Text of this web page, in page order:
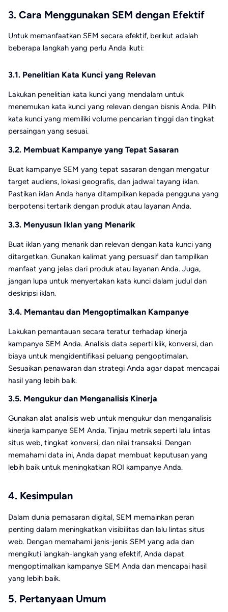
3. Cara Menggunakan SEM dengan Efektif
Untuk memanfaatkan SEM secara efektif, berikut adalah
beberapa langkah yang perlu Anda ikuti:
3.1. Penelitian Kata Kunci yang Relevan
Lakukan penelitian kata kunci yang mendalam untuk
menemukan kata kunci yang relevan dengan bisnis Anda. Pilih
kata kunci yang memiliki volume pencarian tinggi dan tingkat
persaingan yang sesuai.
3.2. Membuat Kampanye yang Tepat Sasaran
Buat kampanye SEM yang tepat sasaran dengan mengatur
target audiens, lokasi geografis, dan jadwal tayang iklan.
Pastikan iklan Anda hanya ditampilkan kepada pengguna yang
berpotensi tertarik dengan produk atau layanan Anda.
3.3. Menyusun Iklan yang Menarik
Buat iklan yang menarik dan relevan dengan kata kunci yang
ditargetkan. Gunakan kalimat yang persuasif dan tampilkan
manfaat yang jelas dari produk atau layanan Anda. Juga,
jangan lupa untuk menyertakan kata kunci dalam judul dan
deskripsi iklan.
3.4. Memantau dan Mengoptimalkan Kampanye
Lakukan pemantauan secara teratur terhadap kinerja
kampanye SEM Anda. Analisis data seperti klik, konversi, dan
biaya untuk mengidentifikasi peluang pengoptimalan.
Sesuaikan penawaran dan strategi Anda agar dapat mencapai
hasil yang lebih baik.
3.5. Mengukur dan Menganalisis Kinerja
Gunakan alat analisis web untuk mengukur dan menganalisis
kinerja kampanye SEM Anda. Tinjau metrik seperti lalu lintas
situs web, tingkat konversi, dan nilai transaksi. Dengan
memahami data ini, Anda dapat membuat keputusan yang
lebih baik untuk meningkatkan ROI kampanye Anda.
4. Kesimpulan
Dalam dunia pemasaran digital, SEM memainkan peran
penting dalam meningkatkan visibilitas dan lalu lintas situs
web. Dengan memahami jenis-jenis SEM yang ada dan
mengikuti langkah-langkah yang efektif, Anda dapat
mengoptimalkan kampanye SEM Anda dan mencapai hasil
yang lebih baik.
5. Pertanyaan Umum